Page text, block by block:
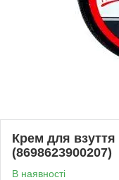
Крем для
(8698623900207)
В наявності